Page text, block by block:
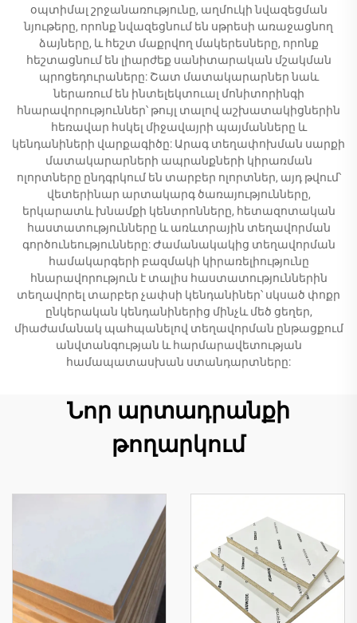
օպտիմալ շրջանառությունը, աղմուկի նվազեցման
նյութերը, որոնք նվազեցնում են սթրեսի առաջացնող
ձայները, և հեշտ մաքրվող մակերեսները, որոնք
հեշտացնում են լիարժեք սանիտարական մշակման
պրոցեդուրաները: Շատ մատակարարներ նաև
ներառում են ինտելեկտուալ մոնիտորինգի
հնարավորություններ՝ թույլ տալով աշխատակիցներին
հեռավար հսկել միջավայրի պայմանները և
կենդանիների վարքագիծը: Արագ տեղափոխման սարքի
մատակարարների ապրանքների կիրառման
ոլորտները ընդգրկում են տարբեր ոլորտներ, այդ թվում՝
վետերինար արտակարգ ծառայությունները,
երկարատև խնամքի կենտրոնները, հետազոտական
հաստատությունները և առևտրային տեղավորման
գործունեությունները: Ժամանակակից տեղավորման
համակարգերի բազմակի կիրառելիությունը
հնարավորություն է տալիս հաստատություններին
տեղավորել տարբեր չափսի կենդանիներ՝ սկսած փոքր
ընկերական կենդանիներից մինչև մեծ ցեղեր,
միաժամանակ պահպանելով տեղավորման ընթացքում
անվտանգության և հարմարավետության
համապատասխան ստանդարտները:
Նոր արտադրանքի
թողարկում